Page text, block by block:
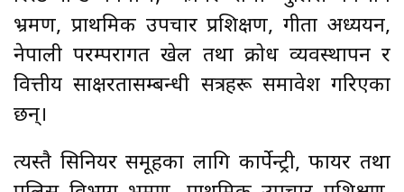
भ्रमण, प्राथमिक उपचार प्रशिक्षण, गीता अध्ययन,
नेपाली परम्परागत खेल तथा क्रोध व्यवस्थापन र
वित्तीय साक्षरतासम्बन्धी सत्रहरू समावेश गरिएका
छन्।
त्यस्तै सिनियर समूहका लागि कार्पेन्ट्री, फायर तथा